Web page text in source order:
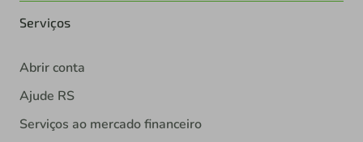
Serviços
Abrir conta
Ajude RS
Serviços ao mercado financeiro